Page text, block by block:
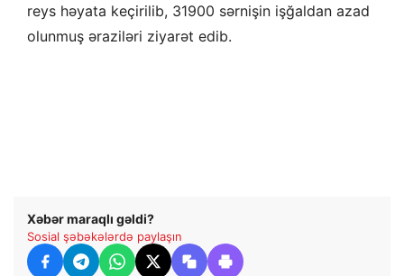
reys həyata keçirilib, 31900 sərnişin işğaldan azad
olunmuş əraziləri ziyarət edib.
Xəbər maraqlı gəldi?
Sosial şəbəkələrdə paylaşın